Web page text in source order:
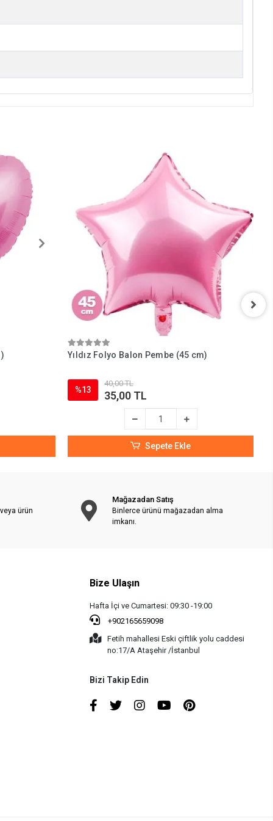
Yıldız Folyo Balon Pembe (45 cm)
%13
40,00 TL
35,00 TL
Sepete Ekle
ürün
Mağazadan Satış
Binlerce ürünü mağazadan alma
imkanı.
Bize Ulaşın
Hafta İçi ve Cumartesi: 09:30 -19:00
+902165659098
Fetih mahallesi Eski çiftlik yolu caddesi
no:17/A Ataşehir /İstanbul
Bizi Takip Edin